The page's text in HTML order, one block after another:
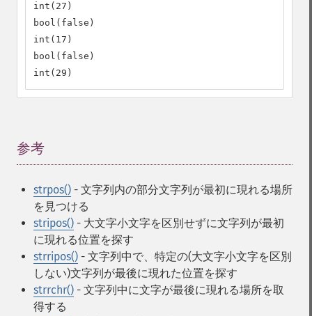
int(27)
bool(false)
int(17)
bool(false)
int(29)
参考
strpos() - 文字列内の部分文字列が最初に現れる場所
を見つける
stripos() - 大文字小文字を区別せずに文字列が最初
に現れる位置を探す
strripos() - 文字列中で、特定の(大文字小文字を区別
しない)文字列が最後に現れた位置を探す
strrchr() - 文字列中に文字が最後に現れる場所を取
得する